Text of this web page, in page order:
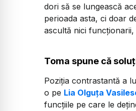
dori să se lungească
perioada asta, ci doar
ascultă nici funcționarii,
Toma spune că
Poziția contrastantă a
o pe Lia Olguța
funcțiile pe care le